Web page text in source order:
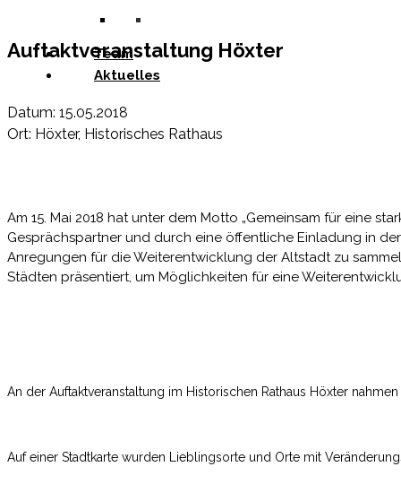
Team
Aktuelles
Auftaktveranstaltung Höxter
Datum: 15.05.2018
Ort: Höxter, Historisches Rathaus
Am 15. Mai 2018 hat unter dem Motto „Gemeinsam für eine
Gesprächspartner und durch eine öffentliche Einladung in
Anregungen für die Weiterentwicklung der Altstadt zu
Städten präsentiert, um Möglichkeiten für eine
An der Auftaktveranstaltung im Historischen Rathaus Höxter
Auf einer Stadtkarte wurden Lieblingsorte und Orte mit